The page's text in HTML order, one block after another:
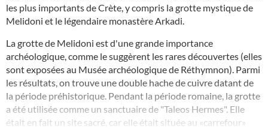
les plus importants de Crète, y compris la grotte mystique de
Melidoni et le légendaire monastère Arkadi.
La grotte de Melidoni est d'une grande importance
archéologique, comme le suggèrent les rares découvertes (elles
sont exposées au Musée archéologique de Réthymnon). Parmi
les résultats, on trouve une double hache de cuivre datant de
la période préhistorique. Pendant la période romaine, la grotte
a été utilisée comme un sanctuaire de "Taleos Hermes". Elle
était en fait un site sacré, car elle était située au «carrefour»